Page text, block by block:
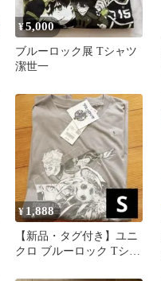
¥5,000
ブルーロック展 Tシャツ
潔世一
¥ 1,888
【新品・タグ付き】ユニ
クロ ブルーロック Tシャ